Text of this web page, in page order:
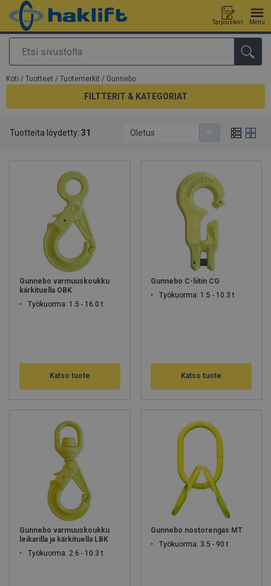
Etsi
Tarjouskori Menu
Tuote lisätty tarjouspyyntöön
Koti / Tuotteet / Tuotemerkit / Gunnebo
FILTTERIT & KATEGORIAT
Gunnebo
Tuotteita löydetty: 31 Oletus
Gunnebo varmuuskoukku
kärkituella OBK
Työkuorma: 1.5 - 16.0 t
Katso tuote
Gunnebo C-liitin CG
Työkuorma: 1.5 - 10.3 t
Katso tuote
Gunnebo varmuuskoukku
leikarilla ja kärkituella LBK
Työkuorma: 2.6 - 10.3 t
Gunnebo nostorengas MT
Työkuorma: 3.5 - 90 t